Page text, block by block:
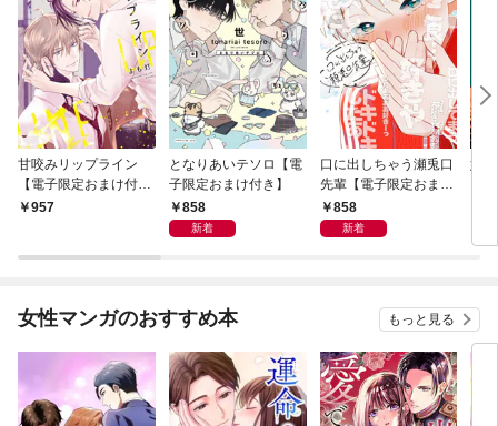
甘咬みリップライン
【電子限定おまけ付
き】957
となりあいテソロ【電
子限定おまけ付き】
858
新着
口に出しちゃう瀬兎口
先輩【電子限定おまけ
付き】
858
新着
奸
女性マンガのおすすめ本 もっと見る